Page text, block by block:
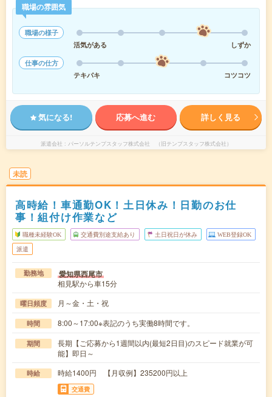
職場の雰囲気
職場の様子
活気がある
しずか
仕事の仕方
テキパキ
コツコツ
気になる! 応募へ進む 詳しく見る
派遣会社 パーソルテンプスタッフ株式会社 （旧テンプスタッフ株式会社）
未読
高時給！車通勤OK！土日休み！日勤のお仕
事！組付け作業など
職種未経験OK 交通費別途支給あり 土日祝日が休み WEB登録OK
派遣
勤務地 愛知県西尾市
相見駅から車15分
曜日頻度 月～金・土・祝
時間 8:00～17:00※表記のうち実働8時間です。
期間
長期【ご応募から1週間以内(最短2日目)のスピード就業が可
能】即日～
時給 時給1400円 【月収例】235200円以上
交通費